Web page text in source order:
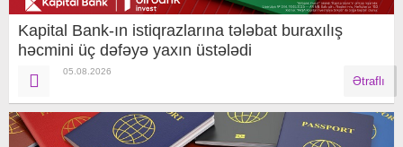
Kapital Bank-ın istiqrazlarına tələbat buraxılış
həcmini üç dəfəyə yaxın üstələdi
05.08.2026
Ətraflı